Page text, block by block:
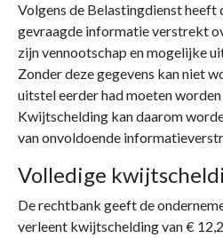
Volgens de Belastingdienst heeft
gevraagde informatie verstrekt
zijn vennootschap en mogelijke
Zonder deze gegevens kan niet
uitstel eerder had moeten
Kwijtschelding kan daarom
van onvoldoende
Volledige
De rechtbank geeft de
verleent kwijtschelding van €